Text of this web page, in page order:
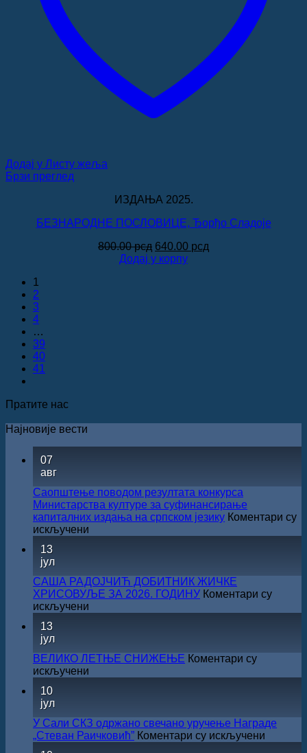
Додај у Листу жеља
Брзи преглед
ИЗДАЊА 2025.
БЕЗНАРОДНЕ ПОСЛОВИЦЕ, Ђорђо Сладоје
800.00рсд Оригинална
цена
640.00 рсд
Додај у корпу
1
2
3
4
…
39
40
41
Пратите нас
Најновије вести
07
авг
Саопштење поводом резултата конкурса
Министарства културе за суфинансирање
капиталних издања на српском језику Коментари су
искључени
конкурса
Министарства
културе
за
издања
на
српском
13
јул
САША РАДОЈЧИЋ ДОБИТНИК ЖИЧКЕ
ХРИСОВУЉЕ ЗА 2026. ГОДИНУ Коментари су
искључени
ЖИЧКЕ
ХРИСОВУЉЕ
ЗА
13
јул
ВЕЛИКО ЛЕТЊЕ СНИЖЕЊЕ Коментари су
искључени
10
јул
У Сали СКЗ одржано свечано уручење Награде
„Стеван Раичковић” Коментари су искључени